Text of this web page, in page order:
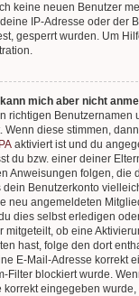
keine neuen Benutzer
IP-Adresse oder der
gesperrt wurden. Um
mich aber nicht
richtigen Benutzernamen
Wenn diese stimmen,
aktiviert ist und du
du bzw. einer deiner
Anweisungen folgen, die
Benutzerkonto
neu angemeldeten
dies selbst erledigen
mitgeteilt, ob eine
hast, folge den dort
E-Mail-Adresse korrekt
Filter blockiert wurde.
eingegeben